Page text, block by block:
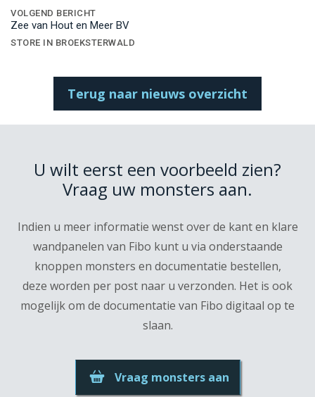
VOLGEND BERICHT
Zee van Hout en Meer BV
STORE IN BROEKSTERWALD
Terug naar nieuws overzicht
U wilt eerst een voorbeeld zien?
Vraag uw monsters aan.
Indien u meer informatie wenst over de kant en klare
wandpanelen van Fibo kunt u via onderstaande
knoppen monsters en documentatie bestellen,
deze worden per post naar u verzonden. Het is ook
mogelijk om de documentatie van Fibo digitaal op te
slaan.
Vraag monsters aan